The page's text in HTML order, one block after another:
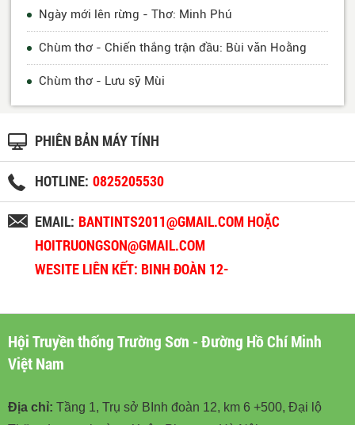
Ngày mới lên rừng - Thơ: Minh Phú
Chùm thơ - Chiến thắng trận đầu: Bùi văn Hoằng
Chùm thơ - Lưu sỹ Mùi
PHIÊN BẢN MÁY TÍNH
HOTLINE: 0825205530
EMAIL: BANTINTS2011@GMAIL.COM HOẶC
HOITRUONGSON@GMAIL.COM
WESITE LIÊN KẾT: BINH ĐOÀN 12-
Hội Truyền thống Trường Sơn - Đường Hồ Chí Minh
Việt Nam
Địa chỉ: Tầng 1, Trụ sở BInh đoàn 12, km 6 +500, Đại lộ